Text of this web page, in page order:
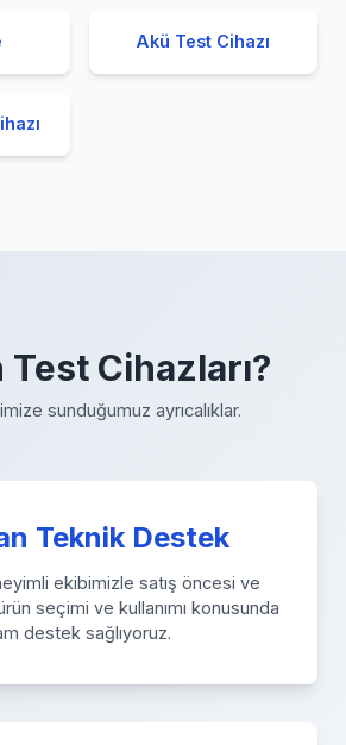
Akü Test Cihazı
Test Cihazları?
sunduğumuz ayrıcalıklar.
Teknik Destek
ekibimizle satış öncesi ve
seçimi ve kullanımı konusunda
destek sağlıyoruz.